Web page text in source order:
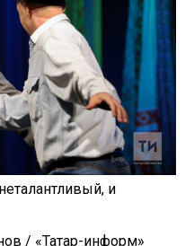
и
/ «Татар-информ»